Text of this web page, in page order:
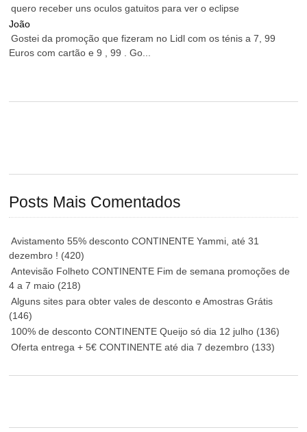
quero receber uns oculos gatuitos para ver o eclipse
João
Gostei da promoção que fizeram no Lidl com os ténis a 7, 99
Euros com cartão e 9 , 99 . Go...
Posts Mais Comentados
Avistamento 55% desconto CONTINENTE Yammi, até 31
dezembro ! (420)
Antevisão Folheto CONTINENTE Fim de semana promoções de
4 a 7 maio (218)
Alguns sites para obter vales de desconto e Amostras Grátis
(146)
100% de desconto CONTINENTE Queijo só dia 12 julho (136)
Oferta entrega + 5€ CONTINENTE até dia 7 dezembro (133)